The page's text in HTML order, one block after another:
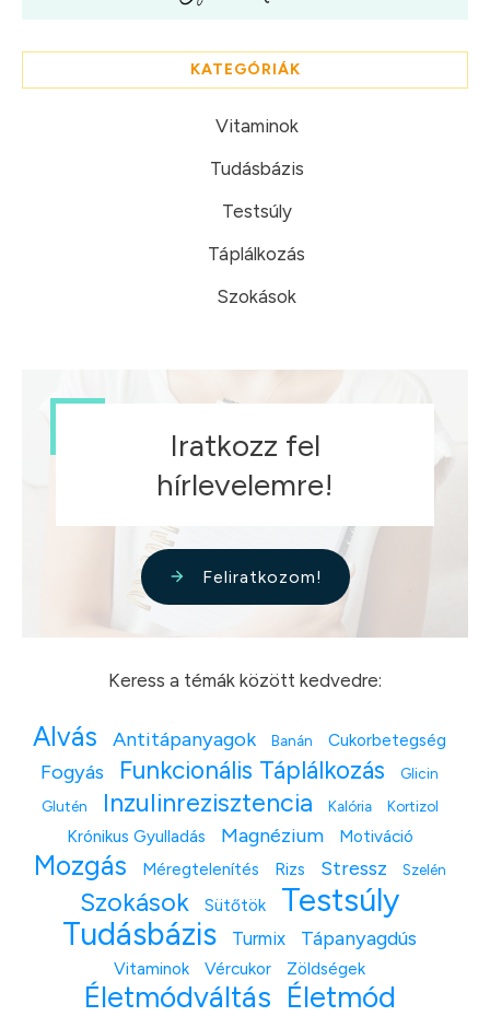
KATEGÓRIÁK
Vitaminok
Tudásbázis
Testsúly
Táplálkozás
Szokások
Iratkozz fel
hírlevelemre!
Feliratkozom!
Keress a témák között kedvedre:
Alvás Antitápanyagok Banán Cukorbetegség
Fogyás Funkcionális Táplálkozás
Glicin
Glutén
Inzulinrezisztencia Kalória Kortizol
Krónikus Gyulladás Magnézium Motiváció
Mozgás Méregtelenítés Rizs Stressz Szelén
Szokások Sütőtök Testsúly
Tudásbázis Turmix Tápanyagdús
Vitaminok Vércukor Zöldségek
Életmódváltás Életmód